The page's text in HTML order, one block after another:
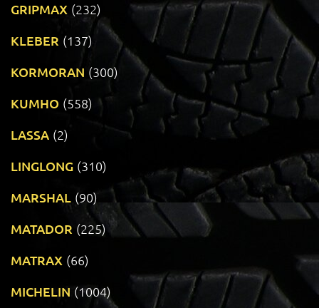
GRIPMAX (232)
KLEBER (137)
KORMORAN (300)
KUMHO (558)
LASSA (2)
LINGLONG (310)
MARSHAL (90)
MATADOR (225)
MATRAX (66)
MICHELIN (1004)